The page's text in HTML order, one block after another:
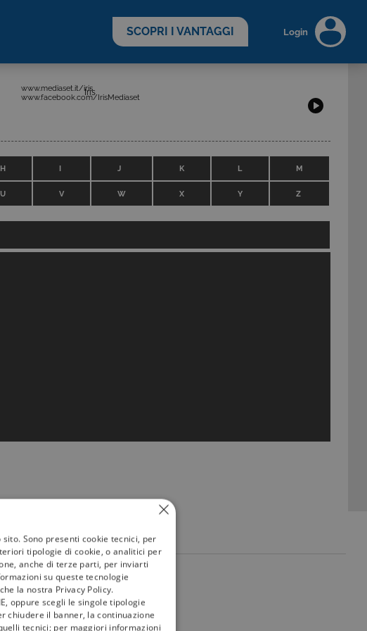
SCOPRI I VANTAGGI Login
Iris
www.mediaset.it/iris
www.facebook.com/IrisMediaset
H I J K L M
U V W X Y Z
my
Sono presenti cookie tecnici, per
tipologie di cookie, o analitici per
anche di terze parti, per inviarti
su queste tecnologie
la nostra Privacy Policy.
oppure scegli le singole tipologie
chiudere il banner, la continuazione
tecnici; per maggiori informazioni